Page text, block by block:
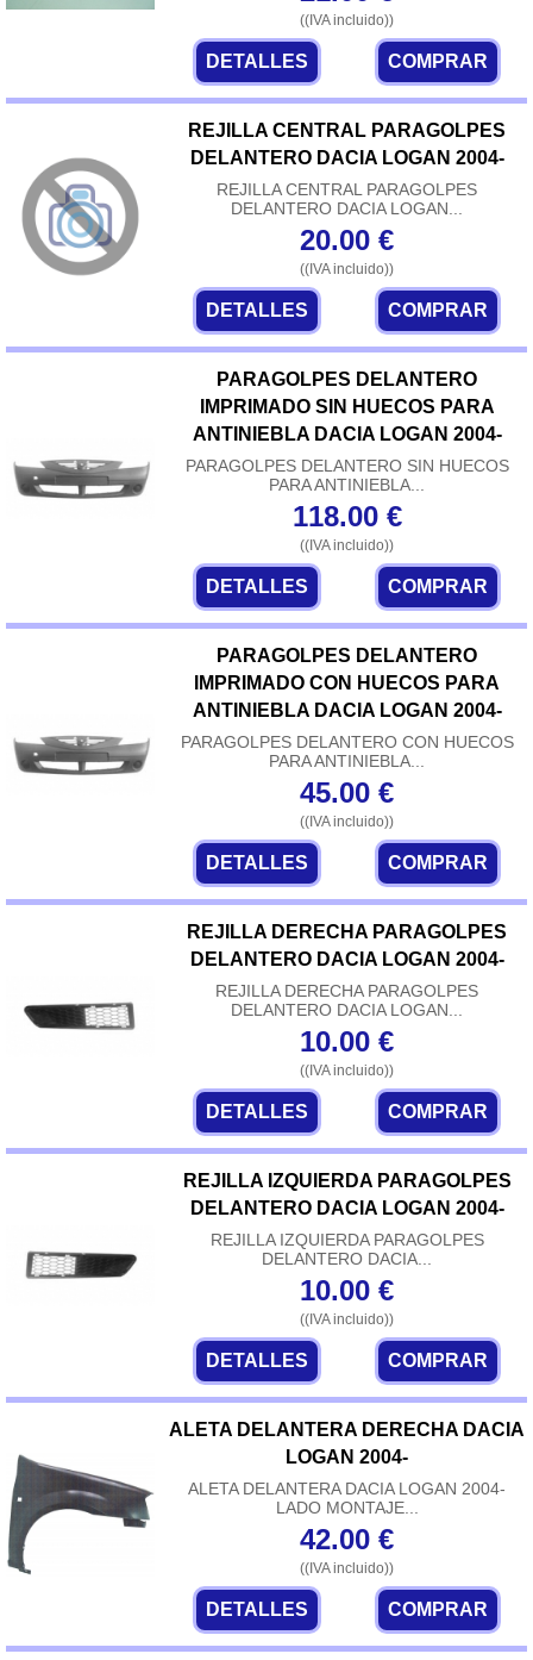
((IVA incluido))
DETALLES COMPRAR
REJILLA CENTRAL PARAGOLPES
DELANTERO DACIA LOGAN 2004-
REJILLA CENTRAL PARAGOLPES
DELANTERO DACIA LOGAN...
20.00 €
((IVA incluido))
DETALLES COMPRAR
PARAGOLPES DELANTERO
IMPRIMADO SIN HUECOS PARA
ANTINIEBLA DACIA LOGAN 2004-
PARAGOLPES DELANTERO SIN HUECOS
PARA ANTINIEBLA...
118.00€
((IVA incluido))
DETALLES COMPRAR
PARAGOLPES DELANTERO
IMPRIMADO CON HUECOS PARA
ANTINIEBLA DACIA LOGAN 2004-
PARAGOLPES DELANTERO CON HUECOS
PARA ANTINIEBLA...
45.00 €
((IVA incluido))
DETALLES COMPRAR
REJILLA DERECHA PARAGOLPES
DELANTERO DACIA LOGAN 2004-
REJILLA DERECHA PARAGOLPES
DELANTERO DACIA LOGAN...
10.00 €
((IVA incluido))
DETALLES COMPRAR
REJILLA IZQUIERDA PARAGOLPES
DELANTERO DACIA LOGAN 2004-
REJILLA IZQUIERDA PARAGOLPES
DELANTERO DACIA...
10.00 €
((IVA incluido))
DETALLES COMPRAR
ALETA DELANTERA DERECHA DACIA
LOGAN 2004-
ALETA DELANTERA DACIA LOGAN 2004-
LADO MONTAJE...
42.00 €
((IVA incluido))
DETALLES COMPRAR